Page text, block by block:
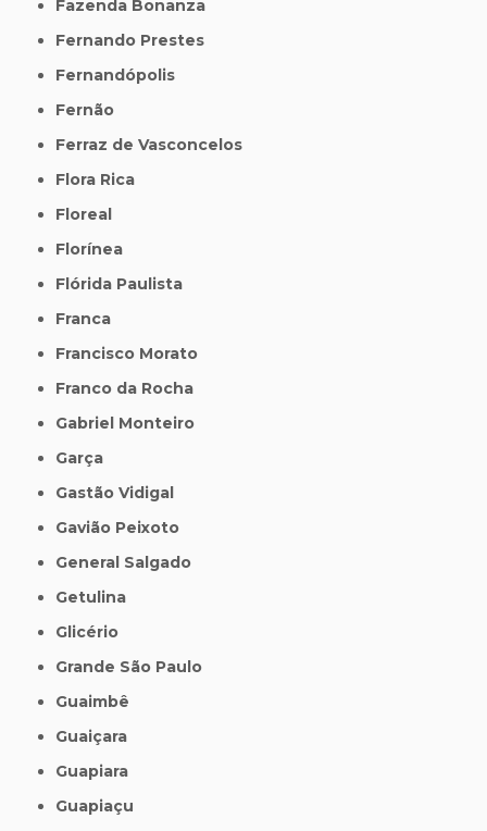
Fazenda Bonanza
Fernando Prestes
Fernandópolis
Fernão
Ferraz de Vasconcelos
Flora Rica
Floreal
Florínea
Flórida Paulista
Franca
Francisco Morato
Franco da Rocha
Gabriel Monteiro
Garça
Gastão Vidigal
Gavião Peixoto
General Salgado
Getulina
Glicério
Grande São Paulo
Guaimbê
Guaiçara
Guapiara
Guapiaçu